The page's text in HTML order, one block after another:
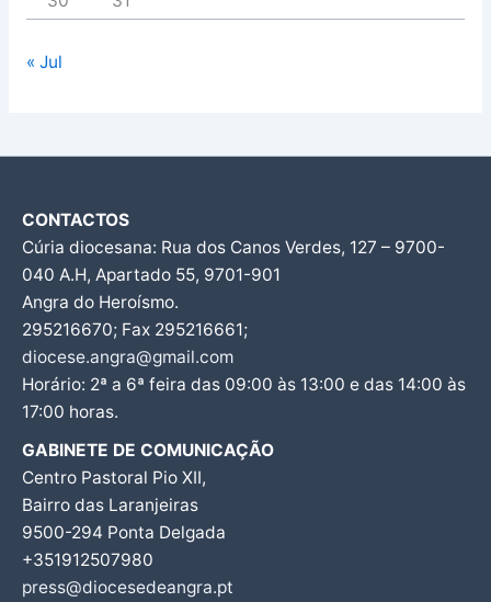
« Jul
CONTACTOS
Cúria diocesana: Rua dos Canos Verdes, 127 – 9700-
040 A.H, Apartado 55, 9701-901
Angra do Heroísmo.
295216670; Fax 295216661;
diocese.angra@gmail.com
Horário: 2ª a 6ª feira das 09:00 às 13:00 e das 14:00 às
17:00 horas.
GABINETE DE COMUNICAÇÃO
Centro Pastoral Pio XII,
Bairro das Laranjeiras
9500-294 Ponta Delgada
+351912507980
press@diocesedeangra.pt